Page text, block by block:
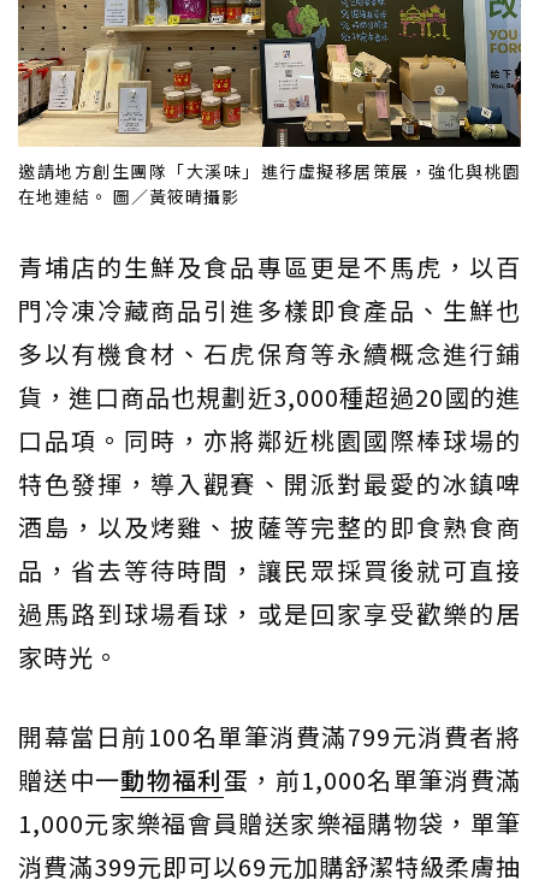
邀請地方創生團隊「大溪味」進行虛擬移居策展，強化與桃園
在地連結。 圖／黃筱晴攝影
青埔店的生鮮及食品專區更是不馬虎，以百
門冷凍冷藏商品引進多樣即食產品、生鮮也
多以有機食材、石虎保育等永續概念進行鋪
貨，進口商品也規劃近3,000種超過20國的進
口品項。同時，亦將鄰近桃園國際棒球場的
特色發揮，導入觀賽、開派對最愛的冰鎮啤
酒島，以及烤雞、披薩等完整的即食熟食商
品，省去等待時間，讓民眾採買後就可直接
過馬路到球場看球，或是回家享受歡樂的居
家時光。
開幕當日前100名單筆消費滿799元消費者將
贈送中一動物福利蛋，前1,000名單筆消費滿
1,000元家樂福會員贈送家樂福購物袋，單筆
消費滿399元即可以69元加購舒潔特級柔膚抽